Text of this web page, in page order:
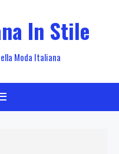
In Stile
Moda Italiana